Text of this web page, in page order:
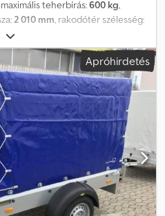
maximális teherbírás:600 kg,
2 010 mm, rakodótér szélesség:
mm
750 kg Hasznos
(H x Sz x M): 201 x 108 x 33 cm
149 x 205 cm 13''-os abroncsok
Iiepfx Ahrof
Apróhirdetés